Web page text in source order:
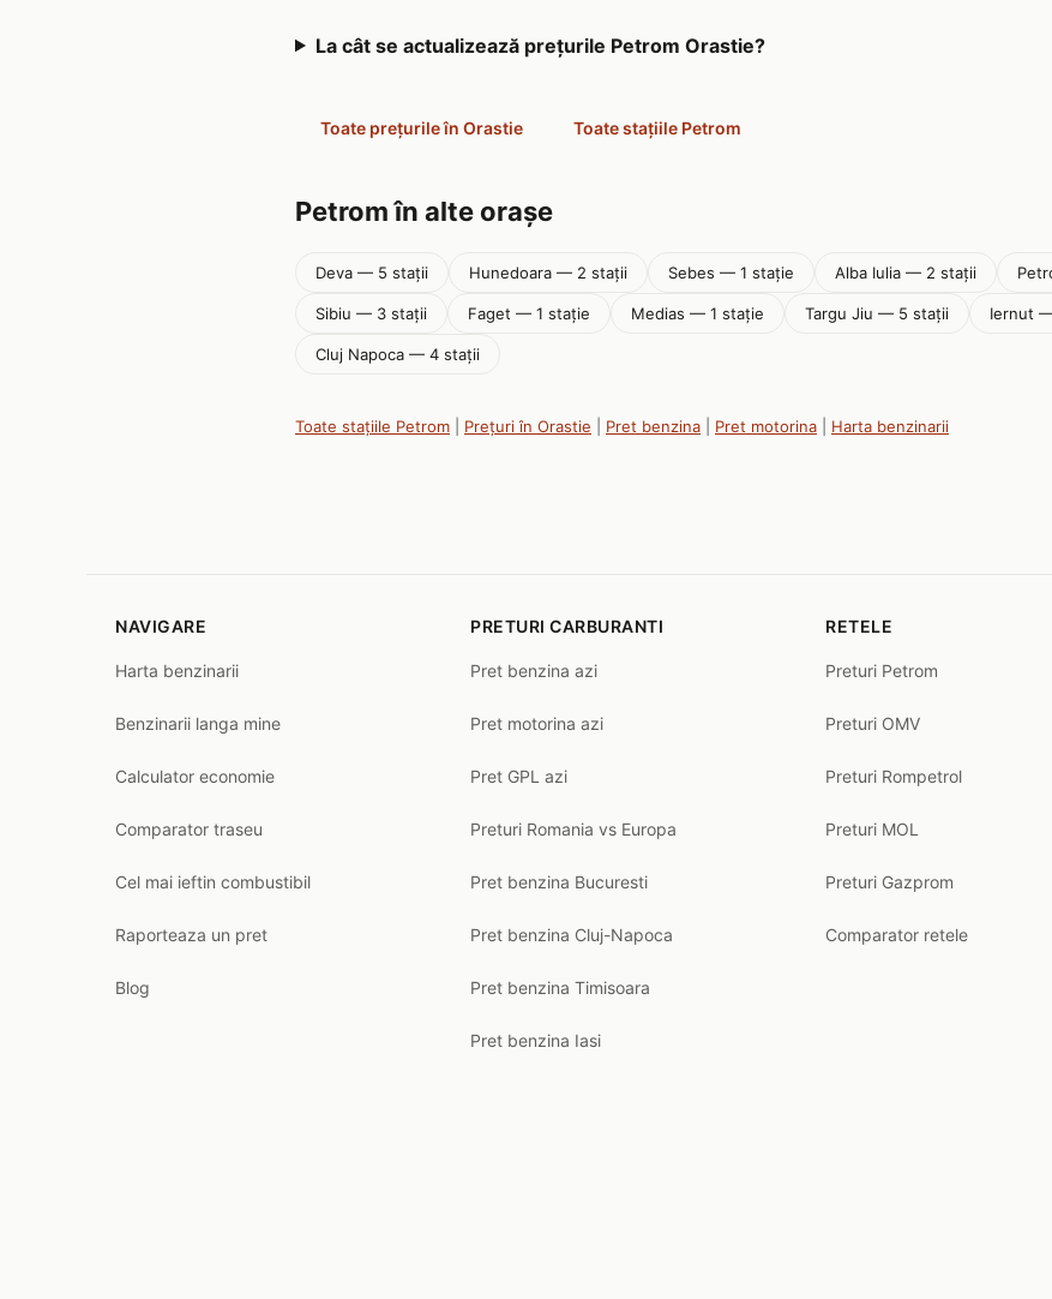
La cât se actualizează prețurile Petrom Orastie?
Toate prețurile în Orastie Toate stațiile Petrom
Petrom în alte orașe
Deva — 5 stații Hunedoara — 2 stații Sebes — 1 stație Alba Iulia — 2 stații
Sibiu — 3 stații Faget — 1 stație Medias — 1 stație Targu Jiu — 5 stații Iernut
Cluj Napoca — 4 stații
Toate stațiile Petrom Prețuri în Orastie Pret benzina Pret motorina Harta benzinarii
NAVIGARE
Harta benzinarii
Benzinarii langa mine
Calculator economie
Comparator traseu
Cel mai ieftin combustibil
Raporteaza un pret
Blog
PRETURI CARBURANTI
Pret benzina azi
Pret motorina azi
Pret GPL azi
Preturi Romania vs Europa
Pret benzina Bucuresti
Pret benzina Cluj-Napoca
Pret benzina Timisoara
Pret benzina Iasi
RETELE
Preturi Petrom
Preturi OMV
Preturi Rompetrol
Preturi MOL
Preturi Gazprom
Comparator retele